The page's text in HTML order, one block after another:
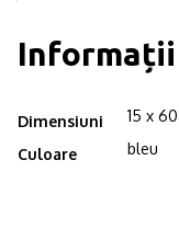
x
bleu
Dimensiuni 15 x
Culoare bleu